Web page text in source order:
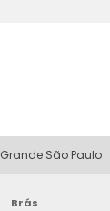
Grande São Paulo
Brás